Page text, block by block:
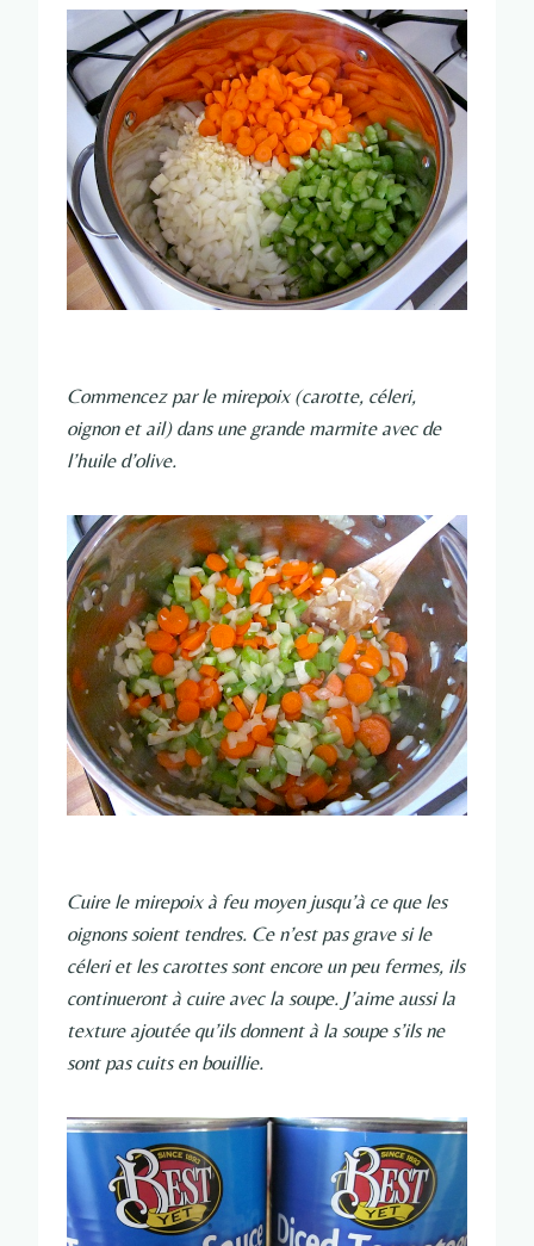
Commencez par le mirepoix (carotte, céleri,
oignon et ail) dans une grande marmite avec de
l’huile d’olive.
Cuire le mirepoix à feu moyen jusqu’à ce que les
oignons soient tendres. Ce n’est pas grave si le
céleri et les carottes sont encore un peu fermes, ils
continueront à cuire avec la soupe. J’aime aussi la
texture ajoutée qu’ils donnent à la soupe s’ils ne
sont pas cuits en bouillie.